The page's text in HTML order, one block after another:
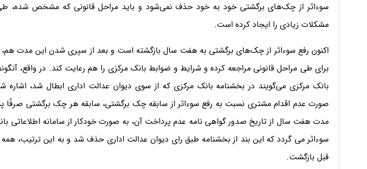
سوءاثر از چک‌های برگشتی خود به خود حذف نمی‌شود و باید مراحل قانونی که مشخص شده،
مشکلات زیادی را ایجاد کرده است.
اکنون رفع سوءاثر از چک‌های برگشتی به هفت سال بازگشته است و بعد از سپری شدن این مدت هم،
برای طی مراحل قانونی مراجعه کرده و شرایط و ضوابط بانک مرکزی را هم رعایت کند. در واقع،
بانک مرکزی می‌گویند در بخشنامه بانک مرکزی که از سوی دیوان عدالت اداری ابطال شد، اشاره
صورت عدم اقدام مشتری نسبت به رفع سوءاثر از سابقه چک برگشتی، سابقه هر چک برگشتی صرفًا
مدت هفت سال از تاریخ صدور گواهی نامه عدم پرداخت آن، به صورت خودکار از سامانه اطلاعاتی
سوءاثر می گردد که این بند از بخشنامه طبق رای دیوان عدالت اداری حذف شد و به این ترتیب،
قبل بازگشت.